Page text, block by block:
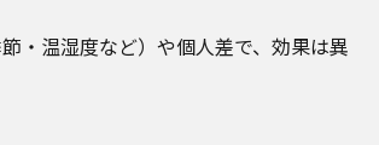
・温湿度など）や個人差で、効果は異